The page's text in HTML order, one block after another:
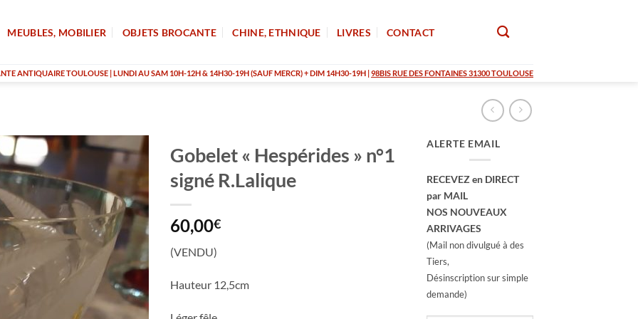
MEUBLES, MOBILIER OBJETS BROCANTE CHINE, ETHNIQUE LIVRES CONTACT
ANTIQUAIRE TOULOUSE | LUNDI AU SAM 10H-12H & 14H30-19H (SAUF MERCR) + DIM 14H30-19H |98BIS RUE DES FONTAINES 31300 TOULOUSE
Gobelet « Hespérides » n°1
signé R.Lalique
60,00€
(VENDU)
Hauteur 12,5cm
ALERTE EMAIL
RECEVEZ en DIRECT
par MAIL
NOS NOUVEAUX
ARRIVAGES
(Mail non divulgué à des
Tiers,
Désinscription sur simple
demande)